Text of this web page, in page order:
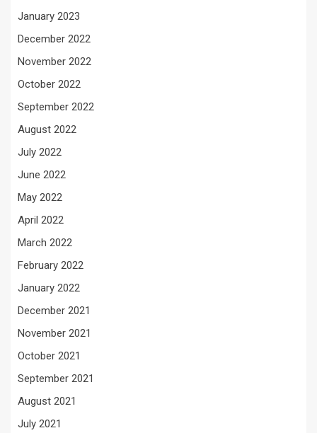
January 2023
December 2022
November 2022
October 2022
September 2022
August 2022
July 2022
June 2022
May 2022
April 2022
March 2022
February 2022
January 2022
December 2021
November 2021
October 2021
September 2021
August 2021
July 2021